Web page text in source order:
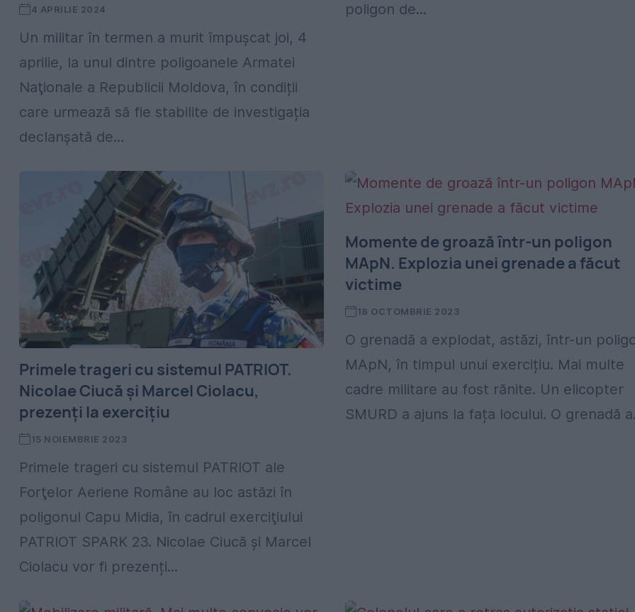
4 APRILIE 2024
Un militar în termen a murit împușcat joi, 4
aprilie, la unul dintre poligoanele Armatei
Naţionale a Republicii Moldova, în condiții
care urmează să fie stabilite de investigația
declanșată de...
poligon de...
Primele trageri cu sistemul PATRIOT.
Nicolae Ciucă și Marcel Ciolacu,
prezenți la exercițiu
15 NOIEMBRIE 2023
Primele trageri cu sistemul PATRIOT ale
Forţelor Aeriene Române au loc astăzi în
poligonul Capu Midia, în cadrul exerciţiului
PATRIOT SPARK 23. Nicolae Ciucă și Marcel
Ciolacu vor fi prezenți...
Momente de groază într-un poligon
MApN. Explozia unei grenade a făcut
victime
18 OCTOMBRIE 2023
O grenadă a explodat, astăzi, într-un
MApN, în timpul unui exercițiu. Mai multe
cadre militare au fost rănite. Un elicopter
SMURD a ajuns la fața locului. O grenadă